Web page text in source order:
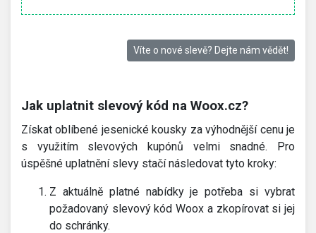
Víte o nové slevě? Dejte nám vědět!
Jak uplatnit slevový kód na Woox.cz?
Získat oblíbené jesenické kousky za výhodnější cenu je
s využitím slevových kupónů velmi snadné. Pro
úspěšné uplatnění slevy stačí následovat tyto kroky:
Z aktuálně platné nabídky je potřeba si vybrat
požadovaný slevový kód Woox a zkopírovat si jej
do schránky.